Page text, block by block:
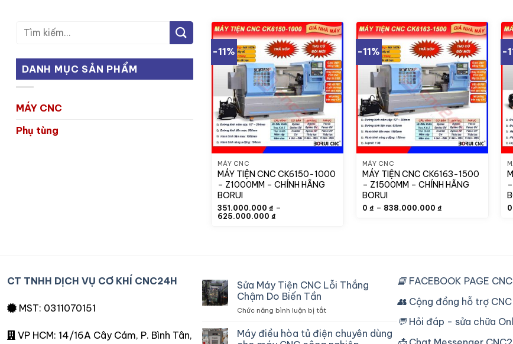
Tìm
DANH MỤC SẢN PHẨM
MÁY CNC
Phụ tùng
-11%
MÁY CNC
MÁY TIỆN CNC CK6150-1000
– Z1000MM – CHÍNH HÃNG
BORUI
351.000.000 ₫ –
625.000.000 ₫Khoảng
-11%
MÁY CNC
MÁY TIỆN CNC CK6163-1500
– Z1500MM – CHÍNH HÃNG
BORUI
0 ₫ – 838.000.000 ₫Khoảng
-
0
CT TNHH DỊCH VỤ CƠ KHÍ CNC24H
MST: 0311070151
VP HCM: 14/16A Cây Cám, P. Bình Tân,
Sửa Máy Tiện CNC Lỗi Thắng
Chậm Do Biến Tần
Chức năng bình luận bị tắtở
Máy
Máy điều hòa tủ điện chuyên dùng
📘 FACEBOOK PAGE
👥 Cộng đồng hỗ trợ CNC
💬Hỏi đáp - sửa chữa